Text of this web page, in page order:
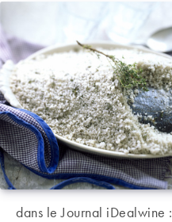
dans le Journal iDealwine :